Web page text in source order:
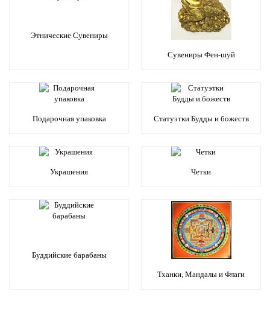
Этнические Сувениры
Сувениры Фен-шуй
Подарочная упаковка Статуэтки Будды и божеств
Украшения Четки
Буддийские барабаны
Тханки, Мандалы и Флаги